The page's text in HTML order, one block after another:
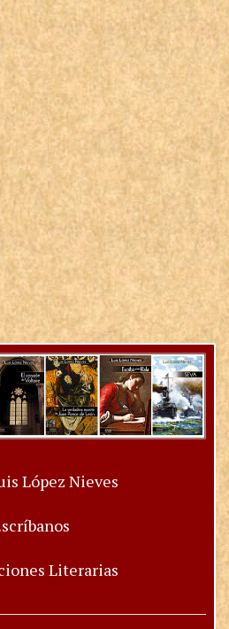
López Nieves
Literarias